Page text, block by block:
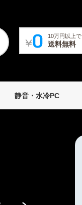
10万円以上で
送料無料
静音・水冷PC